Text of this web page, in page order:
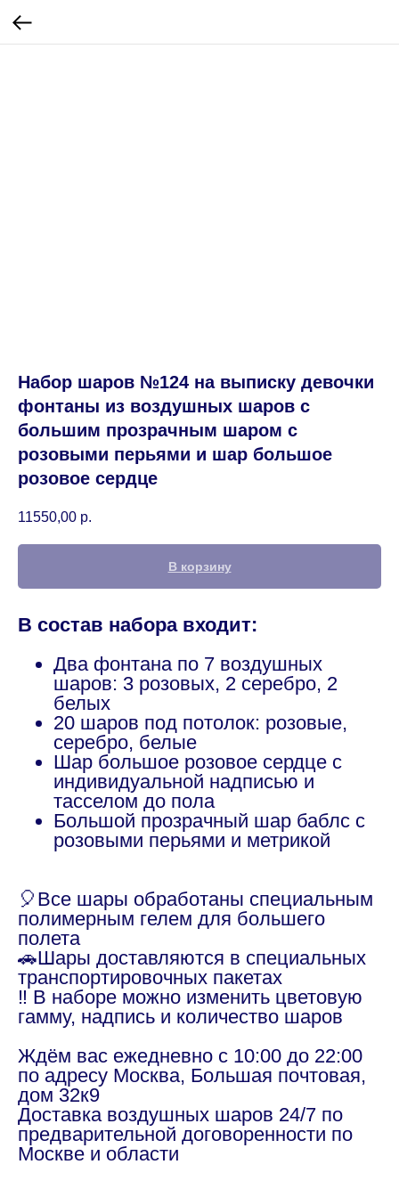
Набор шаров №124 на выписку девочки
фонтаны из воздушных шаров с
большим прозрачным шаром с
розовыми перьями и шар большое
розовое сердце
11550,00 р.
В корзину
В состав набора входит:
Два фонтана по 7 воздушных
шаров: 3 розовых, 2 серебро, 2
белых
20 шаров под потолок: розовые,
серебро, белые
Шар большое розовое сердце с
индивидуальной надписью и
тасселом до пола
Большой прозрачный шар баблс с
розовыми перьями и метрикой
🎈Все шары обработаны специальным
полимерным гелем для большего
полета
🚗Шары доставляются в специальных
транспортировочных пакетах
‼️ В наборе можно изменить цветовую
гамму, надпись и количество шаров
Ждём вас ежедневно с 10:00 до 22:00
по адресу Москва, Большая почтовая,
дом 32к9
Доставка воздушных шаров 24/7 по
предварительной договоренности по
Москве и области